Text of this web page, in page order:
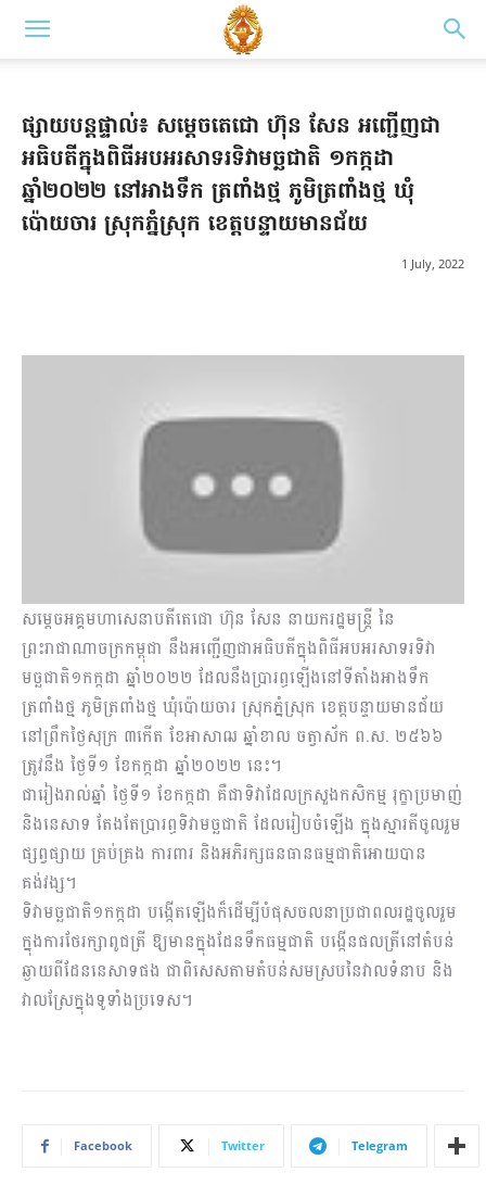
ផ្សាយបន្តផ្ទាល់៖ សម្តេចតេជោ ហ៊ុន សែន អញ្ជើញជា
អធិបតីក្នុងពិធីអបអរសាទរទិវាមច្ឆជាតិ ១កក្កដា
ឆ្នាំ២០២២ នៅអាងទឹក ត្រពាំងថ្ម ភូមិត្រពាំងថ្ម ឃុំ
ប៉ោយចារ ស្រុកភ្នំស្រុក ខេត្តបន្ទាយមានជ័យ
1 July, 2022
សម្តេចអគ្គមហា​សេនាបតីតេជោ ហ៊ុន សែន នាយករដ្ឋមន្ត្រី នៃ
ព្រះរាជាណាចក្រកម្ពុជា នឹងអញ្ជើញជាអធិបតីក្នុងពិធីអបអរសាទរទិវា
មច្ឆជាតិ១កក្កដា ឆ្នាំ២០២២ ដែលនឹងប្រារព្ធឡើងនៅទីតាំងអាងទឹក
ត្រពាំងថ្ម ភូមិ​ត្រពាំងថ្ម ឃុំ​ប៉ោយចារ ស្រុក​ភ្នំស្រុក ខេត្តបន្ទាយមានជ័យ
នៅព្រឹកថ្ងៃសុក្រ ៣កើត ខែអាសាឍ ឆ្នាំខាល ចត្វាស័ក ព.ស. ២៥៦៦
ត្រូវនឹង ថ្ងៃទី១ ខែកក្កដា ឆ្នាំ២០២២ នេះ។
ជារៀងរាល់ឆ្នាំ ថ្ងៃទី​១ ខែកក្កដា គឺជា​ទិវា​ដែល​ក្រសួងកសិកម្ម រុក្ខាប្រមាញ់
និង​នេសាទ​ តែងតែ​ប្រារព្ធទិវា​មច្ឆជាតិ ដែល​រៀបចំឡើង ក្នុង​ស្មារតី​ចូលរួម​
ផ្សព្វផ្សាយ គ្រប់គ្រង ការពារ និងអភិរក្ស​ធនធានធម្មជាតិអោយបាន
គង់វង្ស។
ទិវាមច្ឆជាតិ១កក្កដា បង្កើតឡើងក៏ដើម្បី​បំផុស​ចលនា​ប្រជាពលរដ្ឋ​​​ចូលរួម​
ក្នុងការ​ថែរក្សា​​ពូជ​ត្រី ​ឱ្យមាន​ក្នុង​ដែនទឹក​ធម្មជាតិ​ ​បង្កើន​ផល​ត្រី​នៅ​តំបន់​
ឆ្ងាយ​ពី​ដែន​នេសាទ​ផង​ ជាពិសេស​តាម​តំបន់​សមស្រប​នៃ​វាលទំនាប និង​
វាលស្រែ​ក្នុង​ទូទាំងប្រទេស​។
Facebook Twitter Telegram